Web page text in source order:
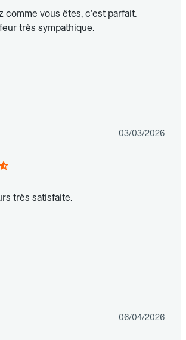
comme vous êtes, c'est parfait.
très sympathique.
03/03/2026
très satisfaite.
06/04/2026